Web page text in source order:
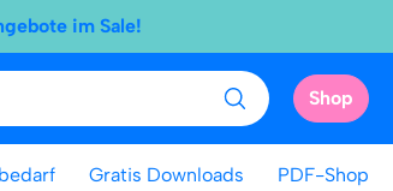
im Sale!
Shop
Gratis Downloads PDF-Shop